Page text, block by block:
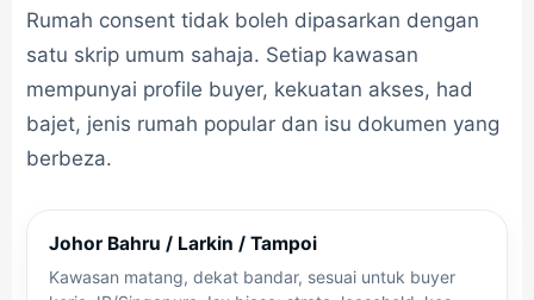
Rumah consent tidak boleh dipasarkan dengan
satu skrip umum sahaja. Setiap kawasan
mempunyai profile buyer, kekuatan akses, had
bajet, jenis rumah popular dan isu dokumen yang
berbeza.
Johor Bahru / Larkin / Tampoi
Kawasan matang, dekat bandar, sesuai untuk buyer